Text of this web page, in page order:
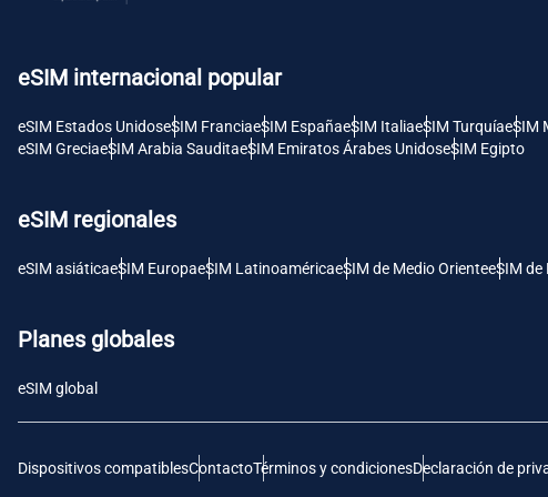
eSIM internacional popular
eSIM Estados UnidoseSIM FranciaeSIM EspañaeSIM ItaliaeSIM TurquíaeSIM
eSIM GreciaeSIM Arabia SauditaeSIM Emiratos Árabes UnidoseSIM Egipto
eSIM regionales
eSIM asiáticaeSIM EuropaeSIM LatinoaméricaeSIM de Medio OrienteeSIM
Planes globales
eSIM global
Dispositivos compatiblesContactoTérminos y condicionesDeclaración de
Deutsch
Polski
THB - Baht